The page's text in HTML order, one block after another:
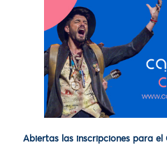
Abiertas las inscripciones para el